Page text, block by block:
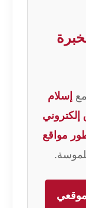
إسلام
مواقع
موقعي